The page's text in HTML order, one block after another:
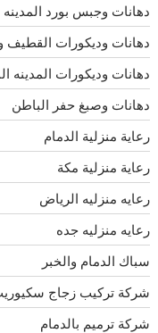
دهانات وجبس بورد المدينه
دهانات وديكورات القطيف
دهانات وديكورات المدينه
دهانات وصبغ حفر الباطن
رعاية منزلية الدمام
رعاية منزلية مكة
رعايه منزليه الرياض
رعايه منزليه جده
سباك الدمام والخبر
شركة تركيب زجاج
شركة ترميم بالدمام